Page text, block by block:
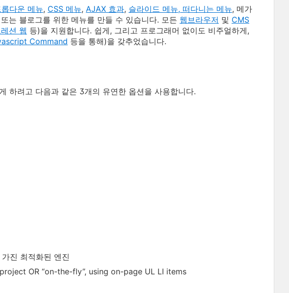
롭다운 메뉴, CSS 메뉴, AJAX 효과, 슬라이드 메뉴, 떠다니는 메뉴, 메가
는 블로그를 위한 메뉴를 만들 수 있습니다. 모든 웹브라우저 및 CMS
션 웹 등)을 지원합니다. 쉽게, 그리고 프로그래머 없이도 비주얼하게,
Command 등을 통해)을 갖추었습니다.
하려고 다음과 같은 3개의 유연한 옵션을 사용합니다.
진 최적화된 엔진
OR “on-the-fly”, using on-page UL LI items